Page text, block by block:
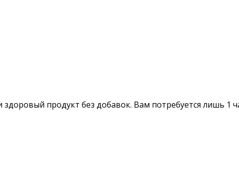
продукт без добавок. Вам потребуется лишь 1